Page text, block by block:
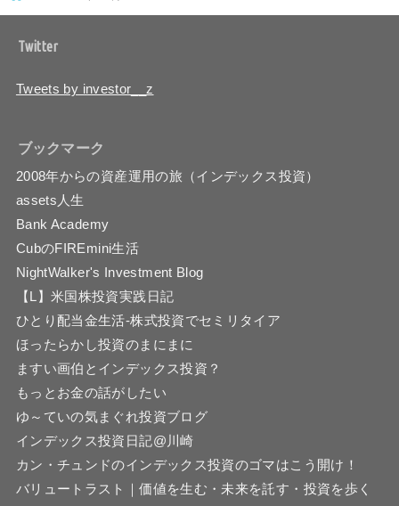
Twitter
Tweets by investor__z
ブックマーク
2008年からの資産運用の旅（インデックス投資）
assets人生
Bank Academy
CubのFIREmini生活
NightWalker's Investment Blog
【L】米国株投資実践日記
ひとり配当金生活-株式投資でセミリタイア
ほったらかし投資のまにまに
ますい画伯とインデックス投資？
もっとお金の話がしたい
ゆ～ていの気まぐれ投資ブログ
インデックス投資日記@川崎
カン・チュンドのインデックス投資のゴマはこう開け！
バリュートラスト｜価値を生む・未来を託す・投資を歩く